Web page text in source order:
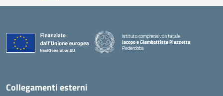
Istituto comprensivo statale
Jacopo e Giambattista Piazzetta
Pederobba
Collegamenti esterni